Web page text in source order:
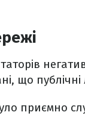
що
приємно